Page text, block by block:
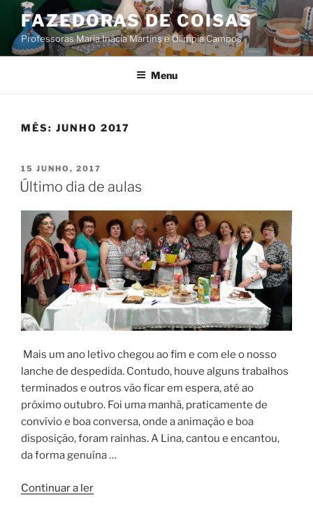
Saltar
conteúdo
FAZEDORAS DE COISAS
Professoras Maria Inácia Martins e Olímpia Campos
Menu
MÊS: JUNHO 2017
PUBLICADO
EM
15 JUNHO, 2017
Último dia de aulas
Mais um ano letivo chegou ao fim e com ele o nosso
lanche de despedida. Contudo, houve alguns trabalhos
terminados e outros vão ficar em espera, até ao
próximo outubro. Foi uma manhã, praticamente de
convívio e boa conversa, onde a animação e boa
disposição, foram rainhas. A Lina, cantou e encantou,
da forma genuína …
Continuar a ler“Último